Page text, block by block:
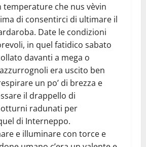
temperature che nus vèvin
di consentirci di ultimare il
Date le condizioni
in quel fatidico sabato
davanti a mega o
era uscito ben
un po’ di brezza e
il drappello di
radunati per
di Interneppo.
e illuminare con torce e